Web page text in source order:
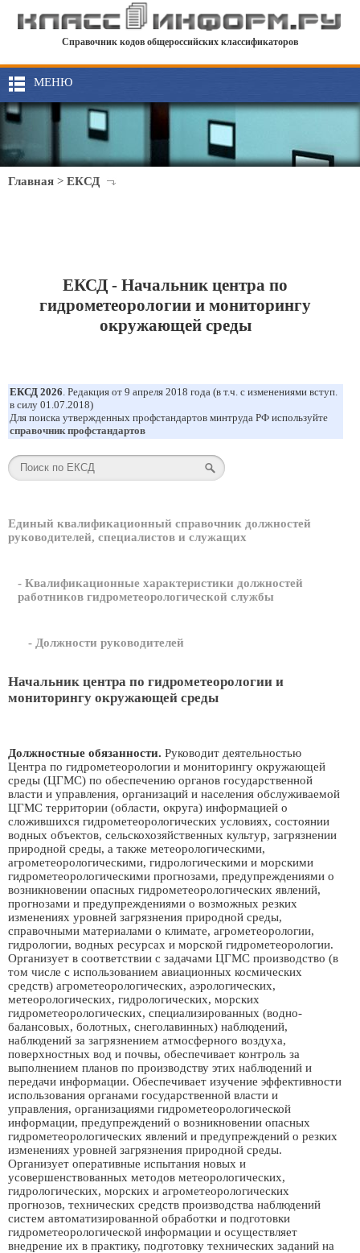
Справочник кодов общероссийских классификаторов
МЕНЮ
Главная > ЕКСД
ЕКСД - Начальник центра по
гидрометеорологии и мониторингу
окружающей среды
ЕКСД 2026. Редакция от 9 апреля 2018 года (в т.ч. с изменениями вступ.
в силу 01.07.2018)
Для поиска утвержденных профстандартов минтруда РФ используйте
справочник профстандартов
Единый квалификационный справочник должностей
руководителей, специалистов и служащих
- Квалификационные характеристики должностей
работников гидрометеорологической службы
- Должности руководителей
Начальник центра по гидрометеорологии и
мониторингу окружающей среды
Должностные обязанности. Руководит деятельностью
Центра по гидрометеорологии и мониторингу окружающей
среды (ЦГМС) по обеспечению органов государственной
власти и управления, организаций и населения обслуживаемой
ЦГМС территории (области, округа) информацией о
сложившихся гидрометеорологических условиях, состоянии
водных объектов, сельскохозяйственных культур, загрязнении
природной среды, а также метеорологическими,
агрометеорологическими, гидрологическими и морскими
гидрометеорологическими прогнозами, предупреждениями о
возникновении опасных гидрометеорологических явлений,
прогнозами и предупреждениями о возможных резких
изменениях уровней загрязнения природной среды,
справочными материалами о климате, агрометеорологии,
гидрологии, водных ресурсах и морской гидрометеорологии.
Организует в соответствии с задачами ЦГМС производство (в
том числе с использованием авиационных космических
средств) агрометеорологических, аэрологических,
метеорологических, гидрологических, морских
гидрометеорологических, специализированных (водно-
балансовых, болотных, снеголавинных) наблюдений,
наблюдений за загрязнением атмосферного воздуха,
поверхностных вод и почвы, обеспечивает контроль за
выполнением планов по производству этих наблюдений и
передачи информации. Обеспечивает изучение эффективности
использования органами государственной власти и
управления, организациями гидрометеорологической
информации, предупреждений о возникновении опасных
гидрометеорологических явлений и предупреждений о резких
изменениях уровней загрязнения природной среды.
Организует оперативные испытания новых и
усовершенствованных методов метеорологических,
гидрологических, морских и агрометеорологических
прогнозов, технических средств производства наблюдений
систем автоматизированной обработки и подготовки
гидрометеорологической информации и осуществляет
внедрение их в практику, подготовку технических заданий на